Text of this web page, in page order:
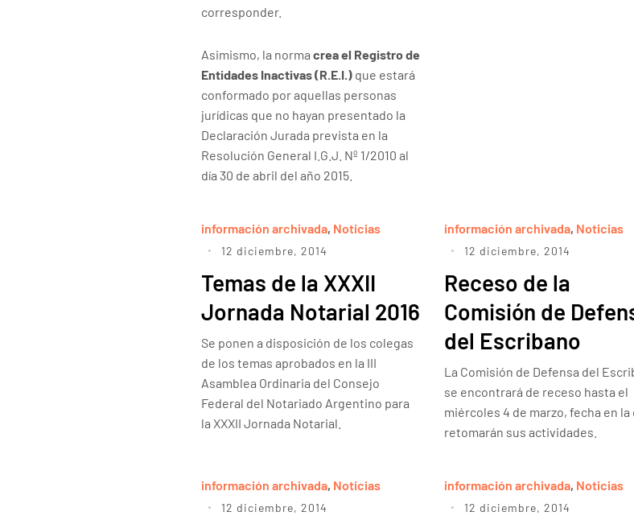
corresponder.
Asimismo, la norma crea el Registro de
Entidades Inactivas (R.E.I.) que estará
conformado por aquellas personas
jurídicas que no hayan presentado la
Declaración Jurada prevista en la
Resolución General I.G.J. Nº 1/2010 al
día 30 de abril del año 2015.
información archivada, Noticias
12 diciembre, 2014
Temas de la XXXII
Jornada Notarial 2016
Se ponen a disposición de los colegas
de los temas aprobados en la III
Asamblea Ordinaria del Consejo
Federal del Notariado Argentino para
la XXXII Jornada Notarial.
información archivada, Noticias
12 diciembre, 2014
Receso de la
Comisión de
del Escribano
La Comisión de Defensa del
se encontrará de receso hasta el
miércoles 4 de marzo, fecha en la
retomarán sus actividades.
información archivada, Noticias
12 diciembre, 2014
información archivada, Noticias
12 diciembre, 2014